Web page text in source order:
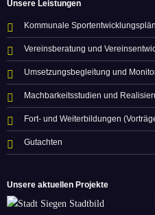
Unsere Leistungen
Kommunale
Vereinsberatung und
Umsetzungsbegleitung und
Machbarkeitsstudien und
Fort- und Weiterbildungen
Gutachten
Unsere aktuellen Projekte